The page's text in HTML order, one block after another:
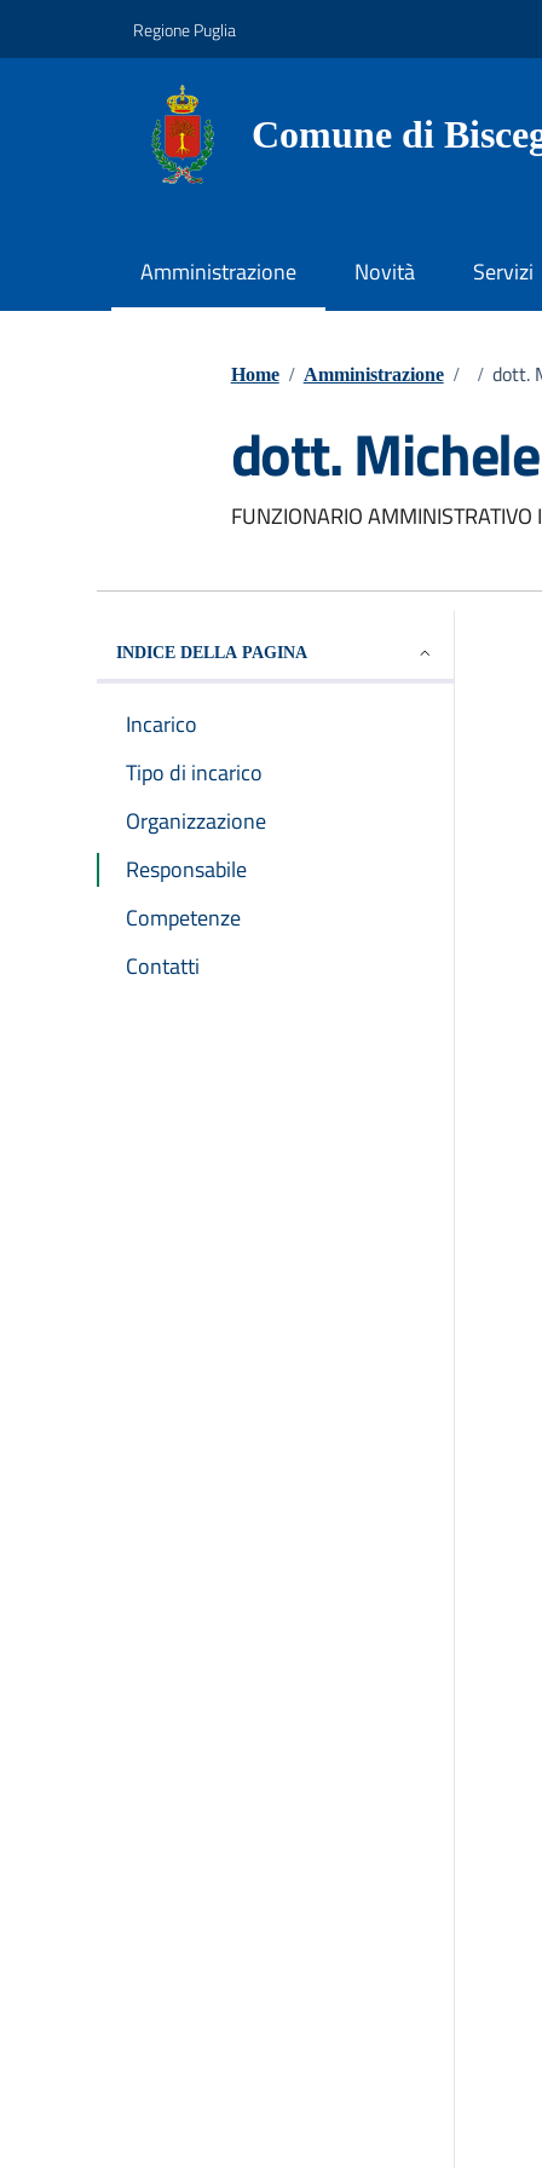
Regione Puglia
Comune di
Amministrazione Novità Servizi
Home / Amministrazione / / dott.
dott.
FUNZIONARIO AMMINISTRATIVO
INDICE DELLA PAGINA
Incarico
Tipo di incarico
Organizzazione
Responsabile
Competenze
Contatti